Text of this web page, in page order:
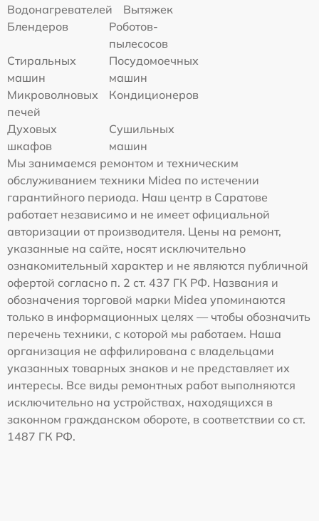
Водонагревателей
Вытяжек
Блендеров
Роботов-
пылесосов
Стиральных
машин
Посудомоечных
машин
Микроволновых
печей
Кондиционеров
Духовых
шкафов
Сушильных
машин
Мы занимаемся ремонтом и техническим
обслуживанием техники Midea по истечении
гарантийного периода. Наш центр в Саратове
работает независимо и не имеет официальной
авторизации от производителя. Цены на ремонт,
указанные на сайте, носят исключительно
ознакомительный характер и не являются публичной
офертой согласно п. 2 ст. 437 ГК РФ. Названия и
обозначения торговой марки Midea упоминаются
только в информационных целях — чтобы обозначить
перечень техники, с которой мы работаем. Наша
организация не аффилирована с владельцами
указанных товарных знаков и не представляет их
интересы. Все виды ремонтных работ выполняются
исключительно на устройствах, находящихся в
законном гражданском обороте, в соответствии со ст.
1487 ГК РФ.